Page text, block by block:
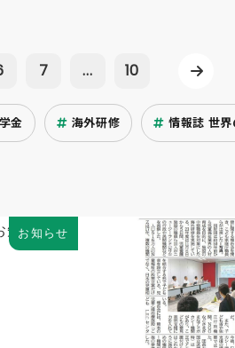
7 ... 10
金 海外研修 情報誌 世
お知らせ